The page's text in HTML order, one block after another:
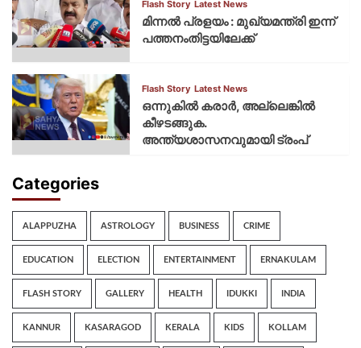
Flash Story Latest News
മിന്നല്‍ പ്രളയം : മുഖ്യമന്ത്രി ഇന്ന്
പത്തനംതിട്ടയിലേക്ക്
Flash Story Latest News
ഒന്നുകില്‍ കരാര്‍, അല്ലെങ്കില്‍
കീഴടങ്ങുക.
അന്ത്യശാസനവുമായി ട്രംപ്
Categories
ALAPPUZHA ASTROLOGY BUSINESS CRIME
EDUCATION ELECTION ENTERTAINMENT ERNAKULAM
FLASH STORY GALLERY HEALTH IDUKKI INDIA
KANNUR KASARAGOD KERALA KIDS KOLLAM